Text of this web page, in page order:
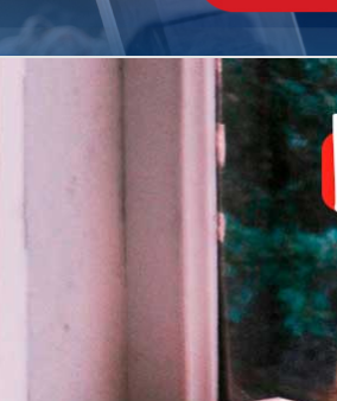
FUNDAMENTAL
es
Bilingue - Anos
Finais